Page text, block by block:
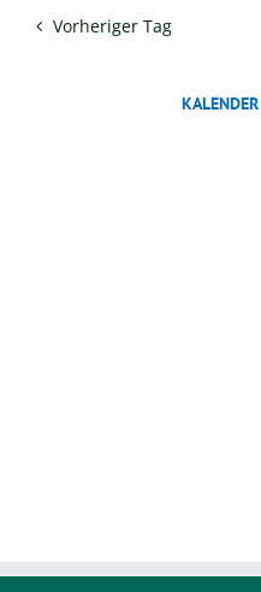
Vorheriger Tag